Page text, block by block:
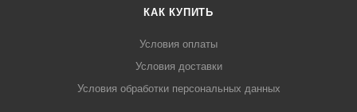
КАК КУПИТЬ
Условия оплаты
Условия доставки
Условия обработки персональных данных